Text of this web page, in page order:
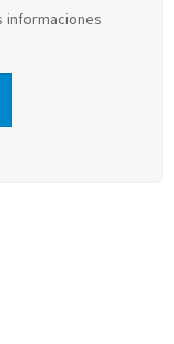
informaciones